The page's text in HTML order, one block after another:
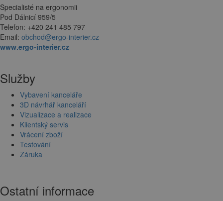
Specialisté na ergonomii
Pod Dálnicí 959/5
Telefon: +420 241 485 797
Email: obchod@ergo-interier.cz
www.ergo-interier.cz
Služby
Vybavení kanceláře
3D návrhář kanceláří
Vizualizace a realizace
Klientský servis
Vrácení zboží
Testování
Záruka
Ostatní informace